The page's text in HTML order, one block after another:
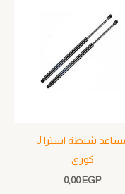
مساعد شنطة استرا J
كورى
0,00 EGP